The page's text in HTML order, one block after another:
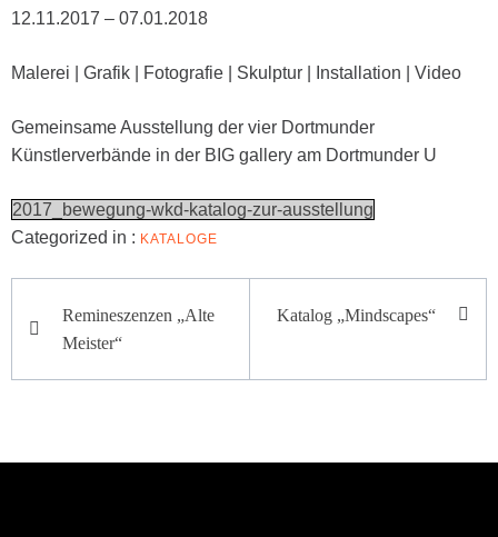
12.11.2017 – 07.01.2018
Malerei | Grafik | Fotografie | Skulptur | Installation | Video
Gemeinsame Ausstellung der vier Dortmunder
Künstlerverbände in der BIG gallery am Dortmunder U
2017_bewegung-wkd-katalog-zur-ausstellung
Categorized in : KATALOGE
Remineszenzen „Alte
Meister“
Katalog „Mindscapes“